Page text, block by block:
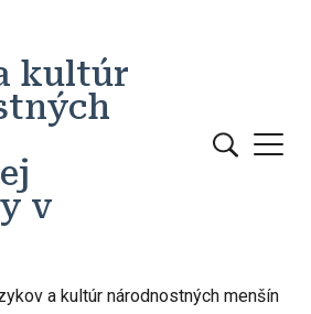
kultúr
v
a kultúr národnostných menšín